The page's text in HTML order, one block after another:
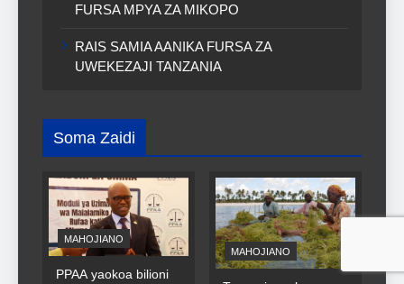
FURSA MPYA ZA MIKOPO
RAIS SAMIA AANIKA FURSA ZA
UWEKEZAJI TANZANIA
Soma Zaidi
MAHOJIANO
PPAA yaokoa bilioni
MAHOJIANO